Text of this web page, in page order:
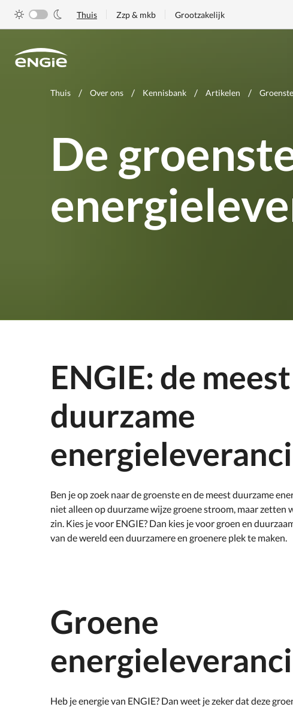
Thuis Zzp & mkb Grootzakelijk
Je
Thuis Over ons Kennisbank Artikelen
De
ENGIE: de meest
duurzame
Ben je op zoek naar de groenste en de meest duurzame
niet alleen op duurzame wijze groene stroom, maar zetten
zin. Kies je voor ENGIE? Dan kies je voor groen en
van de wereld een duurzamere en groenere plek te maken.
Groene
Heb je energie van ENGIE? Dan weet je zeker dat deze